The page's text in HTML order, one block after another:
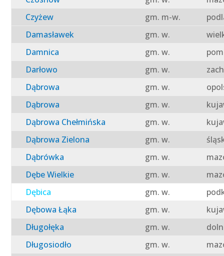
Czyżew
gm. m-w.
Damasławek
gm. w.
Damnica
gm. w.
Darłowo
gm. w.
Dąbrowa
gm. w.
Dąbrowa
gm. w.
Dąbrowa Chełmińska
gm. w.
Dąbrowa Zielona
gm. w.
Dąbrówka
gm. w.
Dębe Wielkie
gm. w.
Dębica
gm. w.
Dębowa Łąka
gm. w.
Długołęka
gm. w.
Długosiodło
gm. w.